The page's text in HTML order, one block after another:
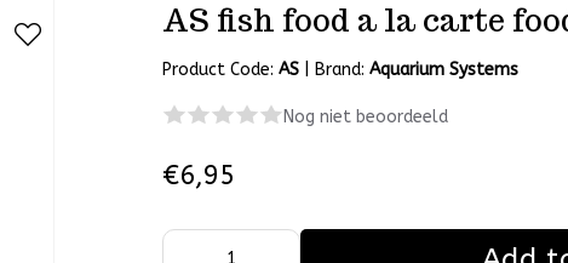
AS fish food a la carte
Product Code:AS Brand:Aquarium Systems
Nog niet beoordeeld
€6,95